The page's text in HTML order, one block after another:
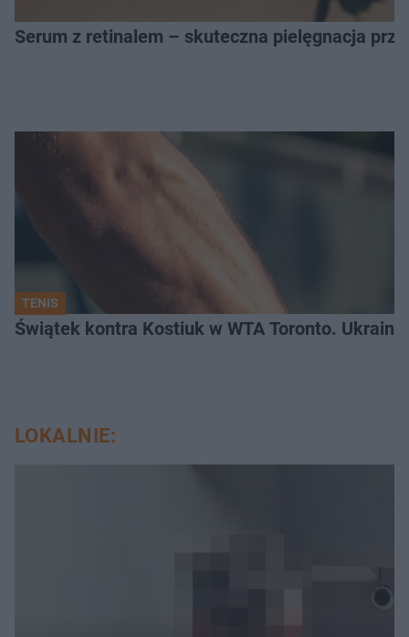
Serum z retinalem – skuteczna pielęgnacja
TENIS
Świątek kontra Kostiuk w WTA Toronto.
LOKALNIE: